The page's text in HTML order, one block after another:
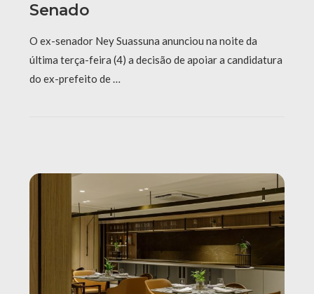
Senado
O ex-senador Ney Suassuna anunciou na noite da
última terça-feira (4) a decisão de apoiar a candidatura
do ex-prefeito de …